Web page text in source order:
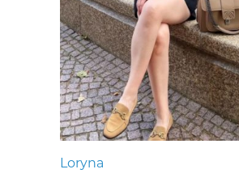
Loryna